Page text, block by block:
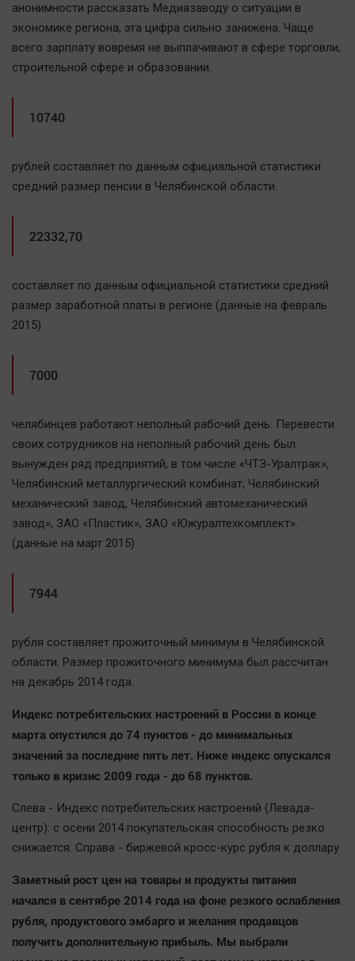
анонимности рассказать Медиазаводу о ситуации в
экономике региона, эта цифра сильно занижена. Чаще
всего зарплату вовремя не выплачивают в сфере торговли,
строительной сфере и образовании.
10740
рублей составляет по данным официальной статистики
средний размер пенсии в Челябинской области.
22332,70
составляет по данным официальной статистики средний
размер заработной платы в регионе (данные на февраль
2015)
7000
челябинцев работают неполный рабочий день. Перевести
своих сотрудников на неполный рабочий день был
вынужден ряд предприятий, в том числе «ЧТЗ-Уралтрак»,
Челябинский металлургический комбинат, Челябинский
механический завод, Челябинский автомеханический
завод», ЗАО «Пластик», ЗАО «Южуралтехкомплект».
(данные на март 2015)
7944
рубля составляет прожиточный минимум в Челябинской
области. Размер прожиточного минимума был рассчитан
на декабрь 2014 года.
Индекс потребительских настроений в России в конце
марта опустился до 74 пунктов - до минимальных
значений за последние пять лет. Ниже индекс опускался
только в кризис 2009 года - до 68 пунктов.
Слева - Индекс потребительских настроений (Левада-
центр): с осени 2014 покупательская способность резко
снижается. Справа - биржевой кросс-курс рубля к доллару
Заметный рост цен на товары и продукты питания
начался в сентябре 2014 года на фоне резкого ослабления
рубля, продуктового эмбарго и желания продавцов
получить дополнительную прибыль. Мы выбрали